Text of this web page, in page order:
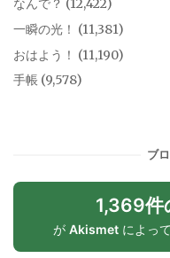
なんで？ (12,422)
一瞬の光！ (11,381)
おはよう！ (11,190)
手帳 (9,578)
ブ
1,369件
が Akismet によっ